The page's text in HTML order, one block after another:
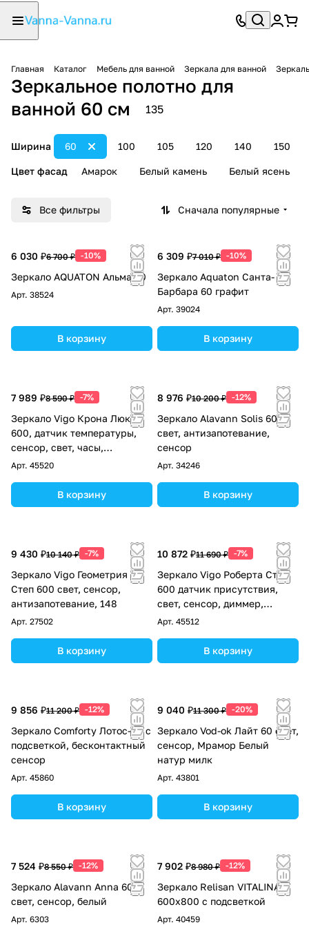
Главная Каталог Мебель для ванной Зеркала для ванной
Зеркальное полотно для
ванной 60 см
135
Ширина 100 105 120 140 150
60
Цвет фасад Амарок Белый камень Белый ясень
Все фильтры Сначала популярные
6 030 ₽6 700 ₽ -10%
Зеркало AQUATON Альма 60
Арт. 38524
В корзину
6 309 ₽7 010 ₽ -10%
Зеркало Aquaton Санта-
Барбара 60 графит
Арт. 39024
В корзину
7 989 ₽8 590 ₽ -7%
Зеркало Vigo Крона Люкс
600, датчик температуры,
сенсор, свет, часы,
антизапотевание, 741
Арт. 45520
В корзину
8 976 ₽10 200 ₽ -12%
Зеркало Alavann Solis 60
свет, антизапотевание,
сенсор
Арт. 34246
В корзину
9 430 ₽10 140 ₽ -7%
Зеркало Vigo Геометрия
Степ 600 свет, сенсор,
антизапотевание, 148
Арт. 27502
В корзину
10 872 ₽11 690 ₽ -7%
Зеркало Vigo Роберта Степ
600 датчик присутствия,
свет, сенсор, диммер,
антизапотевание, 658
Арт. 45512
В корзину
9 856 ₽11 200 ₽ -12%
Зеркало Comforty Лотос-60 с
подсветкой, бесконтактный
сенсор
Арт. 45860
В корзину
9 040 ₽11 300 ₽ -20%
Зеркало Vod-ok Лайт 60 свет,
сенсор, Мрамор Белый
натур милк
Арт. 43801
В корзину
7 524 ₽8 550 ₽ -12%
Зеркало Alavann Anna 60
свет, сенсор, белый
Арт. 6303
7 902 ₽8 980 ₽ -12%
Зеркало Relisan VITALINA
600х800 с подсветкой
Арт. 40459